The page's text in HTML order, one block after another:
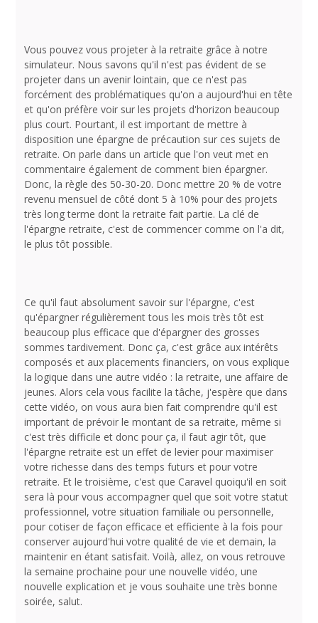
Vous pouvez vous projeter à la retraite grâce à notre
simulateur. Nous savons qu'il n'est pas évident de se
projeter dans un avenir lointain, que ce n'est pas
forcément des problématiques qu'on a aujourd'hui en tête
et qu'on préfère voir sur les projets d'horizon beaucoup
plus court. Pourtant, il est important de mettre à
disposition une épargne de précaution sur ces sujets de
retraite. On parle dans un article que l'on veut met en
commentaire également de comment bien épargner.
Donc, la règle des 50-30-20. Donc mettre 20 % de votre
revenu mensuel de côté dont 5 à 10% pour des projets
très long terme dont la retraite fait partie. La clé de
l'épargne retraite, c'est de commencer comme on l'a dit,
le plus tôt possible.
Ce qu'il faut absolument savoir sur l'épargne, c'est
qu'épargner régulièrement tous les mois très tôt est
beaucoup plus efficace que d'épargner des grosses
sommes tardivement. Donc ça, c'est grâce aux intérêts
composés et aux placements financiers, on vous explique
la logique dans une autre vidéo : la retraite, une affaire de
jeunes. Alors cela vous facilite la tâche, j'espère que dans
cette vidéo, on vous aura bien fait comprendre qu'il est
important de prévoir le montant de sa retraite, même si
c'est très difficile et donc pour ça, il faut agir tôt, que
l'épargne retraite est un effet de levier pour maximiser
votre richesse dans des temps futurs et pour votre
retraite. Et le troisième, c'est que Caravel quoiqu'il en soit
sera là pour vous accompagner quel que soit votre statut
professionnel, votre situation familiale ou personnelle,
pour cotiser de façon efficace et efficiente à la fois pour
conserver aujourd'hui votre qualité de vie et demain, la
maintenir en étant satisfait. Voilà, allez, on vous retrouve
la semaine prochaine pour une nouvelle vidéo, une
nouvelle explication et je vous souhaite une très bonne
soirée, salut.